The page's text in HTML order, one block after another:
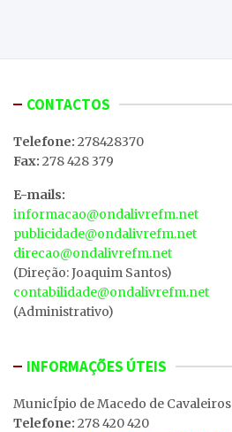
CONTACTOS
Telefone: 278428370
Fax: 278 428 379
E-mails:
informacao@ondalivrefm.net
publicidade@ondalivrefm.net
direcao@ondalivrefm.net
(Direção: Joaquim Santos)
contabilidade@ondalivrefm.net
(Administrativo)
INFORMAÇÕES ÚTEIS
MunicÍpio de Macedo de Cavaleiros
Telefone: 278 420 420